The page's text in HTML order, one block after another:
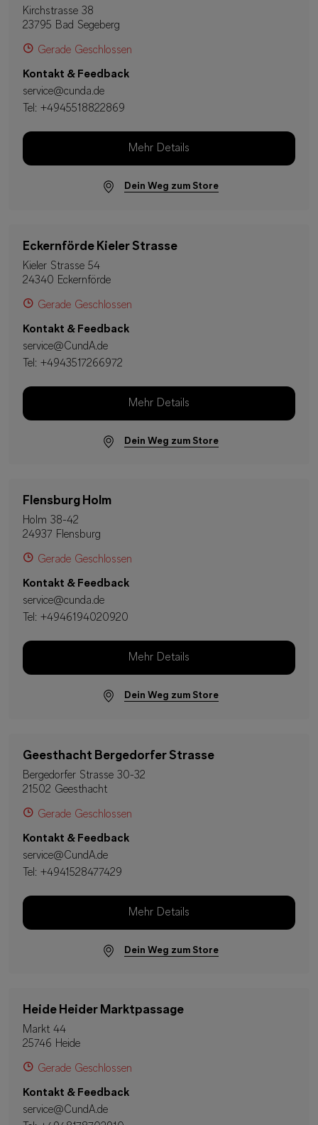
Kirchstrasse 38
23795 Bad Segeberg
Gerade Geschlossen
Kontakt & Feedback
service@cunda.de
Tel: +4945518822869
Mehr Details
Dein Weg zum Store
Eckernförde Kieler Strasse
Kieler Strasse 54
24340 Eckernförde
Gerade Geschlossen
Kontakt & Feedback
service@CundA.de
Tel: +4943517266972
Mehr Details
Dein Weg zum Store
Flensburg Holm
Holm 38-42
24937 Flensburg
Gerade Geschlossen
Kontakt & Feedback
service@cunda.de
Tel: +4946194020920
Mehr Details
Dein Weg zum Store
Geesthacht Bergedorfer Strasse
Bergedorfer Strasse 30-32
21502 Geesthacht
Gerade Geschlossen
Kontakt & Feedback
service@CundA.de
Tel: +4941528477429
Mehr Details
Dein Weg zum Store
Heide Heider Marktpassage
Markt 44
25746 Heide
Gerade Geschlossen
Kontakt & Feedback
service@CundA.de